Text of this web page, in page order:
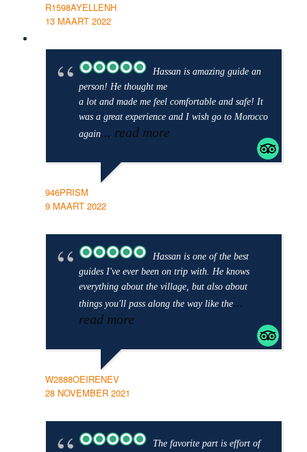
R1598AYELLENH
13 MAART 2022
Hassan is amazing guide an
person! He thought me
a lot and made me feel comfortable and safe! It
was a great experience and I wish go to Morocco
again... read more
946PRISM
9 MAART 2022
Hassan is one of the best
guides I've ever been on trip with. He knows
everything about the village, but also about
things you'll pass along the way like the...
read more
W2888OEIRENEV
28 NOVEMBER 2021
The favorite part is effort of